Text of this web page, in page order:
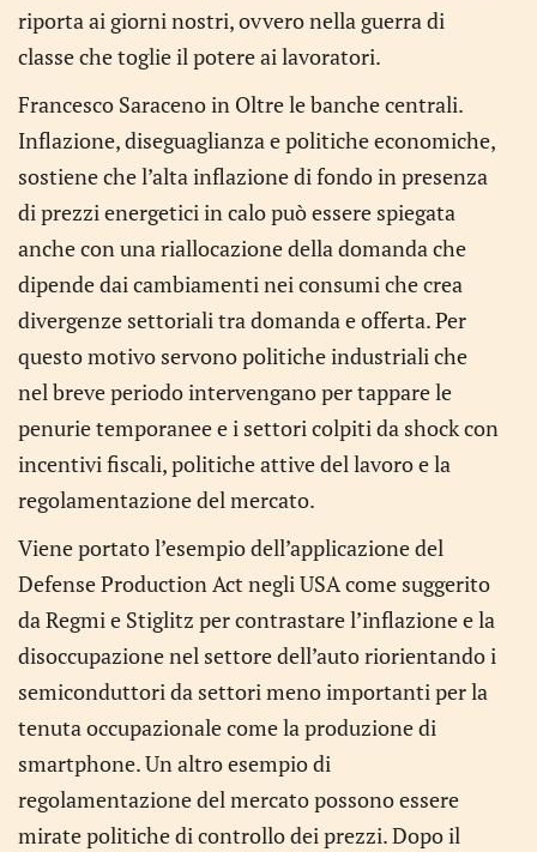
riporta ai giorni nostri, ovvero nella guerra di
classe che toglie il potere ai lavoratori.
Francesco Saraceno in Oltre le banche centrali.
Inflazione, diseguaglianza e politiche economiche,
sostiene che l’alta inflazione di fondo in presenza
di prezzi energetici in calo può essere spiegata
anche con una riallocazione della domanda che
dipende dai cambiamenti nei consumi che crea
divergenze settoriali tra domanda e offerta. Per
questo motivo servono politiche industriali che
nel breve periodo intervengano per tappare le
penurie temporanee e i settori colpiti da shock con
incentivi fiscali, politiche attive del lavoro e la
regolamentazione del mercato.
Viene portato l’esempio dell’applicazione del
Defense Production Act negli USA come suggerito
da Regmi e Stiglitz per contrastare l’inflazione e la
disoccupazione nel settore dell’auto riorientando i
semiconduttori da settori meno importanti per la
tenuta occupazionale come la produzione di
smartphone. Un altro esempio di
regolamentazione del mercato possono essere
mirate politiche di controllo dei prezzi. Dopo il